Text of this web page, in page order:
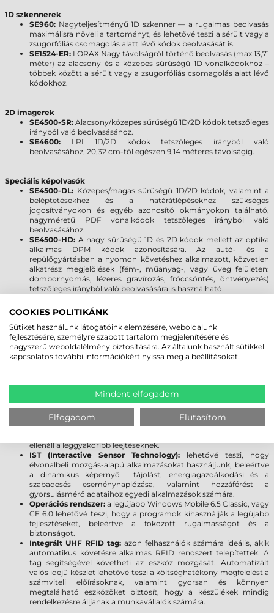
1D szkennerek
SE960: Nagyteljesítményű 1D szkenner — a rugalmas beolvasás
maximálisra növeli a tartományt, és lehetővé teszi a sérült vagy a
zsugorfóliás csomagolás alatt lévő kódok beolvasását is.
SE1524-ER: LORAX Nagy távolságról történő beolvasás (max 13,71
méter) az alacsony és a közepes sűrűségű 1D vonalkódokhoz –
többek között a sérült vagy a zsugorfóliás csomagolás alatt lévő
kódokhoz.
2D imagerek
SE4500-SR: Alacsony/közepes sűrűségű 1D/2D kódok tetszőleges
irányból való beolvasásához.
SE4600: LRI 1D/2D kódok tetszőleges irányból való
beolvasásához, 20,32 cm-től egészen 9,14 méteres távolságig.
Speciális képolvasók
SE4500-DL: Közepes/magas sűrűségű 1D/2D kódok, valamint a
beléptetésekhez és a határátlépésekhez szükséges
jogosítványokon és egyéb azonosító okmányokon található,
nagyméretű PDF vonalkódok tetszőleges irányból való
beolvasásához.
SE4500-HD: A nagy sűrűségű 1D és 2D kódok mellett az optika
alkalmas DPM kódok azonosítására. Az autó- és a
repülőgyártásban a nyomon követéshez alkalmazott, közvetlen
alkatrész megjelölések (fém-, műanyag-, vagy üveg felületen:
dombornyomás, lézeres gravírozás, fröccsöntés, öntvényezés)
tetszőleges irányból való beolvasására is használható.
MOTOROLA/SYMBOL MC9090-G VS.
MC9190-G
Processzor:a jobb processzornak köszönhetően gyorsabb az
alkalmazások futtatása, nő a termelékenység. Az asztali
Memória:a memória jelentős növelése elősegíti az alkalmazások
feldolgozási sebességét, bőséges helyet biztosítva az adatoknak,
programoknak.
Kijelző:a Gorilla Glass kijelző növeli a szkenner tartósságát,
továbbá meggátolja a karcolások kialakulását. A sérülésekre
ellenáll a leggyakoribb leejtéseknek.
IST (Interactive Sensor Technology): lehetővé teszi, hogy
élvonalbeli mozgás-alapú alkalmazásokat használjunk, beleértve
a dinamikus képernyő tájolást, energiagazdálkodási és a
szabadesés eseménynaplózása, valamint hozzáférést a
gyorsulásmérő adataihoz egyedi alkalmazások számára.
Operációs rendszer: a legújabb Windows Mobile 6.5 Classic, vagy
CE 6.0 lehetővé teszi, hogy a programok kihasználják a legújabb
fejlesztéseket, beleértve a fokozott rugalmasságot és a
biztonságot.
Integrált UHF RFID tag: azon felhasználók számára ideális, akik
automatikus követésre alkalmas RFID rendszert telepítettek. A
tag segítségével követheti az eszköz mozgását. Automatizált
valós idejű készlet lehetővé teszi a költséghatékony megfelelést a
számviteli előírásoknak, valamint gyorsan és könnyen
megtalálható eszközöket biztosít, hogy a készülékek mindig
rendelkezésre álljanak a munkavállalók számára.
COOKIES POLITIKÁNK
Sütiket használunk látogatóink elemzésére, weboldalunk
fejlesztésére, személyre szabott tartalom megjelenítésére és
nagyszerű weboldalélmény biztosítására. Az általunk használt sütikkel
kapcsolatos további információkért nyissa meg a beállításokat.
Mindent elfogadom
Elfogadom Elutasítom